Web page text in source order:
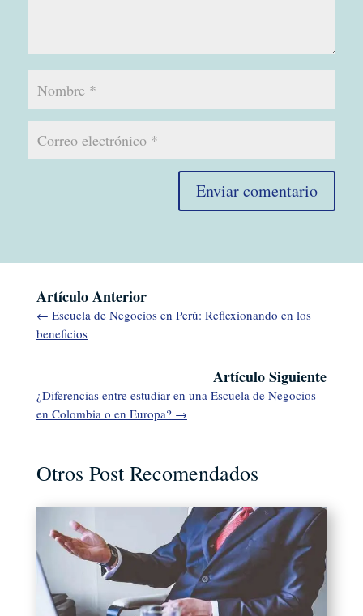
Enviar comentario
Artículo Anterior
← Escuela de Negocios en Perú: Reflexionando en los
beneficios
Artículo Siguiente
¿Diferencias entre estudiar en una Escuela de Negocios
en Colombia o en Europa?→
Otros Post Recomendados